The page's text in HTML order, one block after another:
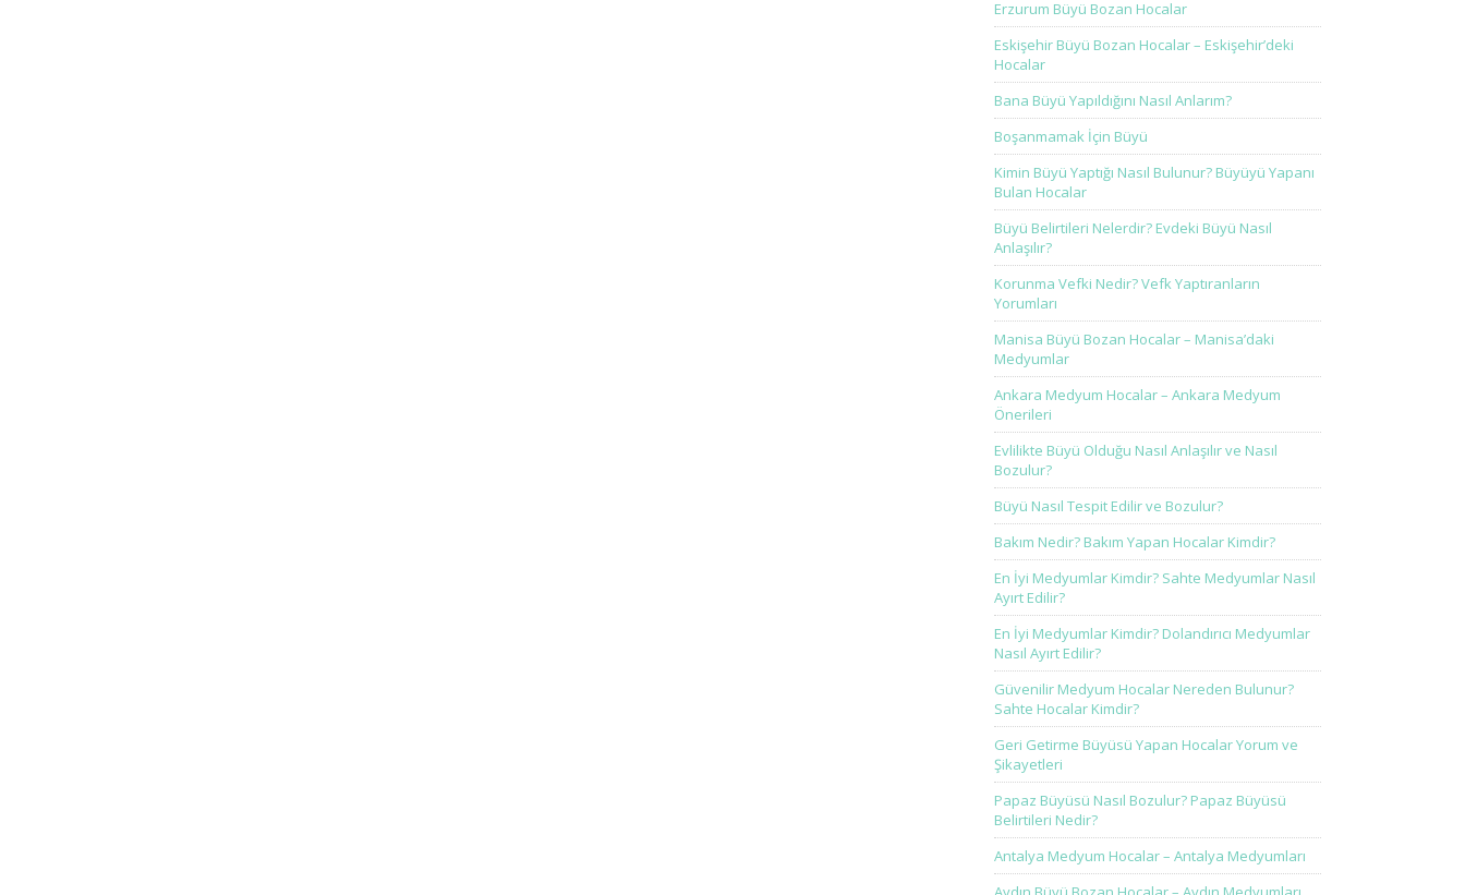
Erzurum Büyü Bozan Hocalar
Eskişehir Büyü Bozan Hocalar – Eskişehir’deki
Hocalar
Bana Büyü Yapıldığını Nasıl Anlarım?
Boşanmamak İçin Büyü
Kimin Büyü Yaptığı Nasıl Bulunur? Büyüyü Yapanı
Bulan Hocalar
Büyü Belirtileri Nelerdir? Evdeki Büyü Nasıl
Anlaşılır?
Korunma Vefki Nedir? Vefk Yaptıranların
Yorumları
Manisa Büyü Bozan Hocalar – Manisa’daki
Medyumlar
Ankara Medyum Hocalar – Ankara Medyum
Önerileri
Evlilikte Büyü Olduğu Nasıl Anlaşılır ve Nasıl
Bozulur?
Büyü Nasıl Tespit Edilir ve Bozulur?
Bakım Nedir? Bakım Yapan Hocalar Kimdir?
En İyi Medyumlar Kimdir? Sahte Medyumlar Nasıl
Ayırt Edilir?
En İyi Medyumlar Kimdir? Dolandırıcı Medyumlar
Nasıl Ayırt Edilir?
Güvenilir Medyum Hocalar Nereden Bulunur?
Sahte Hocalar Kimdir?
Geri Getirme Büyüsü Yapan Hocalar Yorum ve
Şikayetleri
Papaz Büyüsü Nasıl Bozulur? Papaz Büyüsü
Belirtileri Nedir?
Antalya Medyum Hocalar – Antalya Medyumları